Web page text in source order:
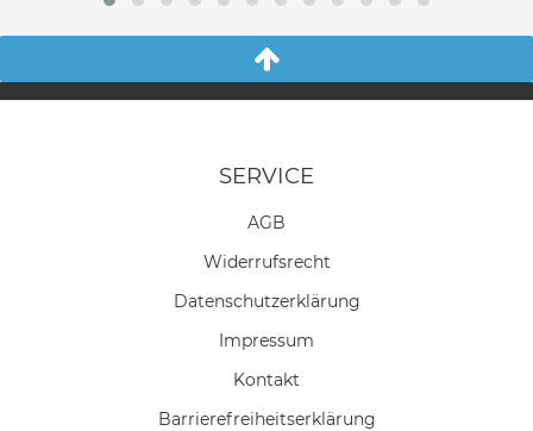
SERVICE
AGB
Widerrufs­recht
Daten­schutz­erklärung
Impressum
Kontakt
Barrierefreiheitserklärung